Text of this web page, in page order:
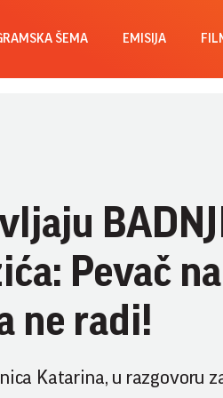
ŠEMA EMISIJA
Pevač
ne radi!
Katarina, u razgovoru